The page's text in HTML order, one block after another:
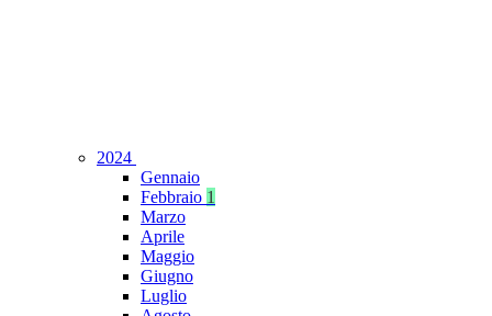
2024
Gennaio
Febbraio 1
Marzo
Aprile
Maggio
Giugno
Luglio